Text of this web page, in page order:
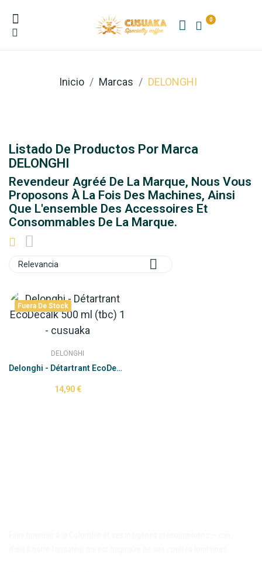
0
Inicio Marcas DELONGHI
Listado De Productos Por Marca
DELONGHI
Revendeur Agréé De La Marque, Nous Vous
Proposons À La Fois Des Machines, Ainsi
Que L'ensemble Des Accessoires Et
Consommables De La Marque.
Relevancia 
Fuera De Stock
DELONGHI
Delonghi - Détartrant EcoDecalk 500 ml (tbc)
14,90 €